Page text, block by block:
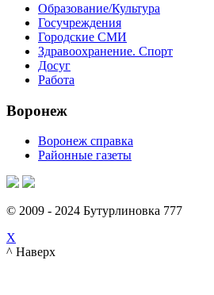
Образование/Культура
Госучреждения
Городские СМИ
Здравоохранение. Спорт
Досуг
Работа
Воронеж
Воронеж справка
Районные газеты
© 2009 - 2024 Бутурлиновка 777
X
^ Наверх